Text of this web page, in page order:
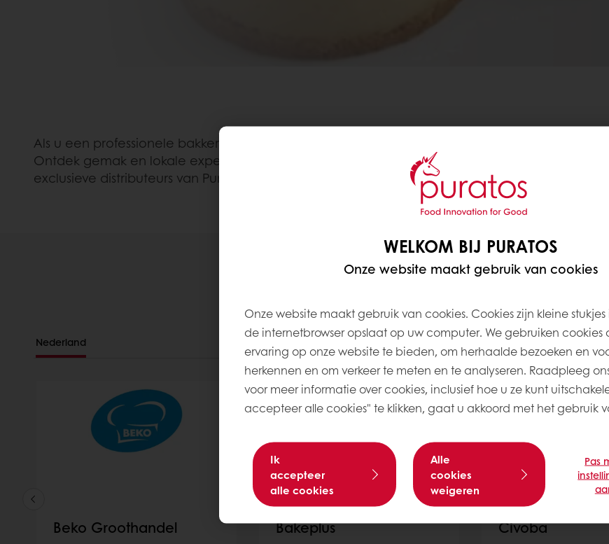
Als u een professionele bakker bent die op zoek is naar premium ingrediënten, dan staat
Ontdek gemak en lokale expertise door onze producten te kopen via onze geautoriseerde
exclusieve distributeurs van Puratos.
Nederland
Beko Groothandel Bakeplus Civoba
WELKOM BIJ PURATOS
Onze website maakt gebruik van cookies
Onze website maakt gebruik van cookies. Cookies zijn kleine
de internetbrowser opslaat op uw computer. We gebruiken cookies
ervaring op onze website te bieden, om herhaalde bezoeken en
herkennen en om verkeer te meten en te analyseren. Raadpleeg
voor meer informatie over cookies, inclusief hoe u ze kunt
accepteer alle cookies" te klikken, gaat u akkoord met het gebruik
Ik
accepteer
alle cookies
Alle
cookies
weigeren
Pas